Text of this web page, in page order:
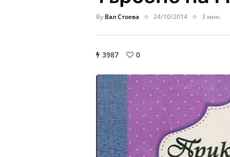
By Вал Стоева 24/10/2014 3 мин.
3987 0